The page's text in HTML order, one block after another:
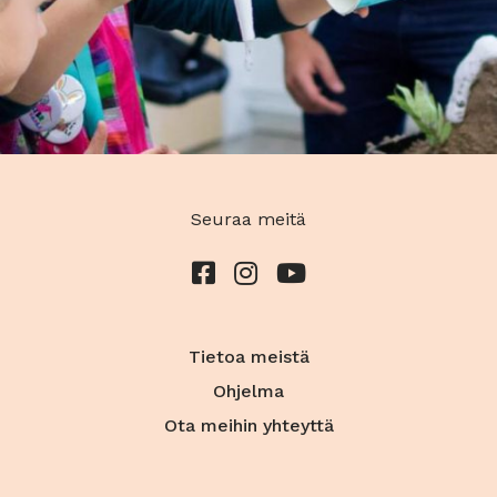
Seuraa meitä
Tietoa meistä
Ohjelma
Ota meihin yhteyttä